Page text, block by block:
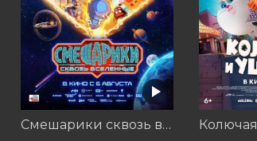
Смешарики сквозь вселенные